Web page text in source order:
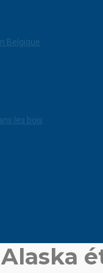
Belgique
les bois